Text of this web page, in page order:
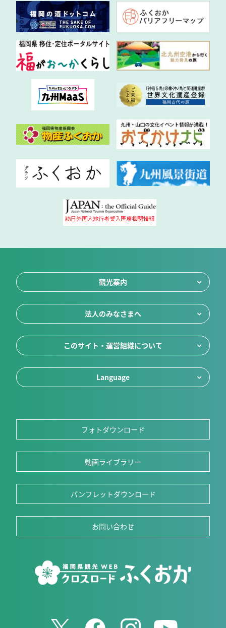
観光案内
法人のみなさまへ
このサイト・運営組織について
Language
フォトダウンロード
動画ライブラリー
パンフレットダウンロード
お問い合わせ